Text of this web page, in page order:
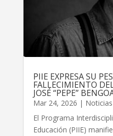
PIIE EXPRESA SU
FALLECIMIENTO
JOSÉ “PEPE”
Mar 24, 2026 | Noticias
El Programa
Educación (PIIE)